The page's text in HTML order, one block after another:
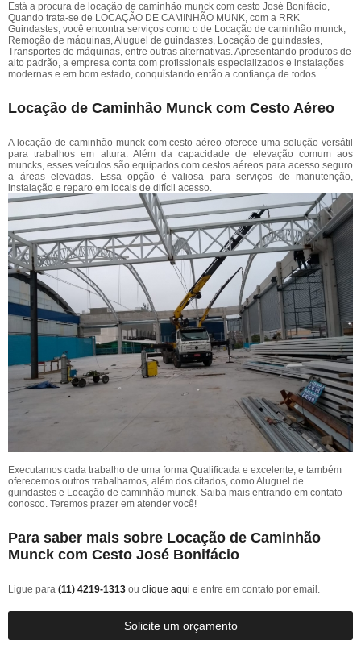
Está a procura de locação de caminhão munck com cesto José Bonifácio,
Quando trata-se de LOCAÇÃO DE CAMINHÃO MUNK, com a RRK
Guindastes, você encontra serviços como o de Locação de caminhão munck,
Remoção de máquinas, Aluguel de guindastes, Locação de guindastes,
Transportes de máquinas, entre outras alternativas. Apresentando produtos de
alto padrão, a empresa conta com profissionais especializados e instalações
modernas e em bom estado, conquistando então a confiança de todos.
Locação de Caminhão Munck com Cesto Aéreo
A locação de caminhão munck com cesto aéreo oferece uma solução versátil
para trabalhos em altura. Além da capacidade de elevação comum aos
muncks, esses veículos são equipados com cestos aéreos para acesso seguro
a áreas elevadas. Essa opção é valiosa para serviços de manutenção,
instalação e reparo em locais de difícil acesso.
Executamos cada trabalho de uma forma Qualificada e excelente, e também
oferecemos outros trabalhamos, além dos citados, como Aluguel de
guindastes e Locação de caminhão munck. Saiba mais entrando em contato
conosco. Teremos prazer em atender você!
Para saber mais sobre Locação de Caminhão
Munck com Cesto José Bonifácio
Ligue para (11) 4219-1313 ou clique aqui e entre em contato por email.
Solicite um orçamento